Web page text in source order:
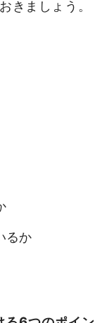
きましょう。
るか